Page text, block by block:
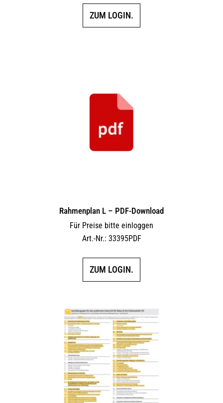
ZUM LOGIN.
Rahmenplan L – PDF-Download
Für Preise bitte einloggen
Art.-Nr.: 33395PDF
ZUM LOGIN.